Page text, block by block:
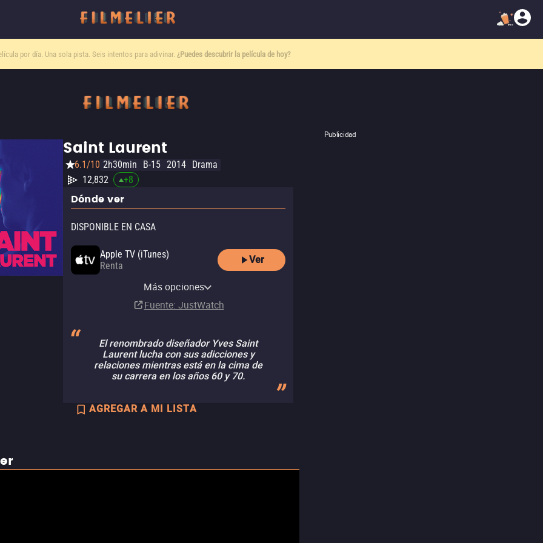
por día. Una sola pista. Seis intentos para adivinar. ¿Puedes descubrir la película de hoy?
Publicidad
Saint Laurent
6.1/10 2h30min B-15 2014 Drama
12,832
+8
Dónde ver
DISPONIBLE EN CASA
Apple TV (iTunes)
Renta
Ver
Más opciones
Fuente: JustWatch
El renombrado diseñador Yves Saint
Laurent lucha con sus adicciones y
relaciones mientras está en la cima de
su carrera en los años 60 y 70.
AGREGAR A MI LISTA